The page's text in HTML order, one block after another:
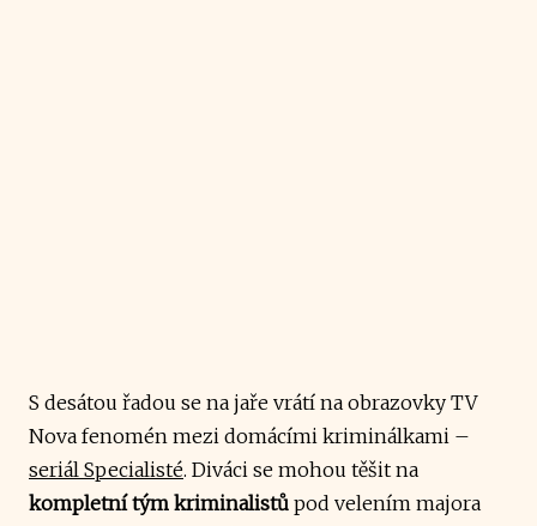
S desátou řadou se na jaře vrátí na obrazovky TV
Nova fenomén mezi domácími kriminálkami –
seriál Specialisté. Diváci se mohou těšit na
kompletní tým kriminalistů pod velením majora